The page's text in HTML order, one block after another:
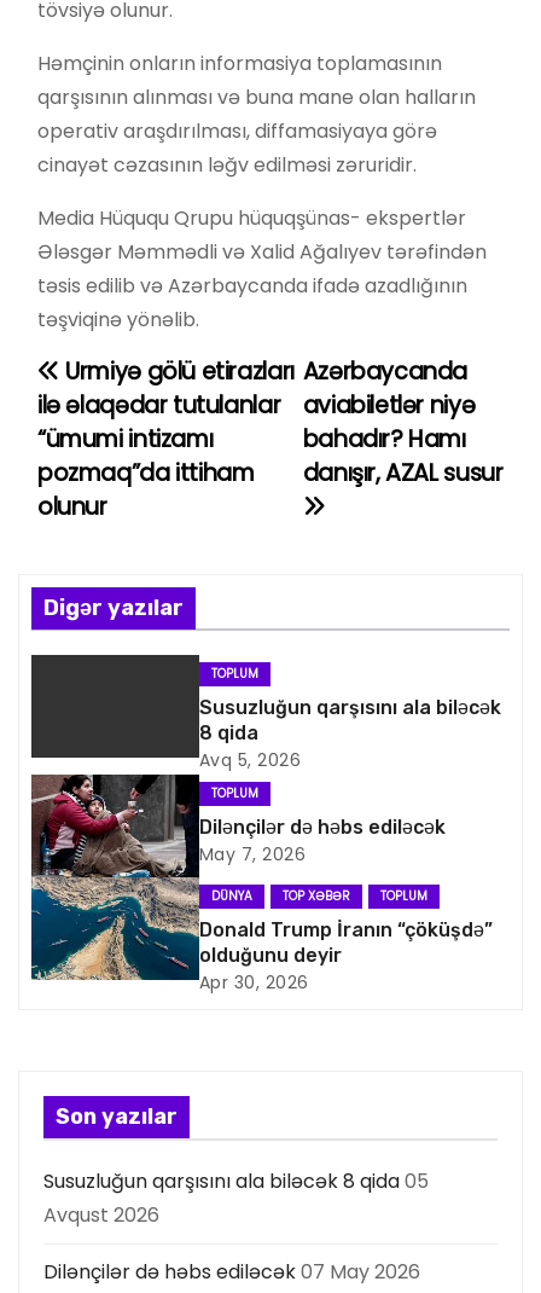
tövsiyə olunur.
Həmçinin onların informasiya toplamasının
qarşısının alınması və buna mane olan halların
operativ araşdırılması, diffamasiyaya görə
cinayət cəzasının ləğv edilməsi zəruridir.
Media Hüququ Qrupu hüquqşünas- ekspertlər
Ələsgər Məmmədli və Xalid Ağalıyev tərəfindən
təsis edilib və Azərbaycanda ifadə azadlığının
təşviqinə yönəlib.
Y
a
z
n
a
q
a
s
y
s
ı
Azərbaycanda
aviabiletlər niyə
bahadır? Hamı
danışır, AZAL susur
Urmiyə gölü etirazları
ilə əlaqədar tutulanlar
“ümumi intizamı
pozmaq”da ittiham
olunur
Digər yazılar
TOPLUM
Susuzluğun qarşısını ala biləcək
8 qida
Avq 5, 2026
TOPLUM
Dilənçilər də həbs ediləcək
May 7, 2026
DÜNYA TOP XƏBƏR TOPLUM
Donald Trump İranın “çöküşdə”
olduğunu deyir
Apr 30, 2026
Son yazılar
Susuzluğun qarşısını ala biləcək 8 qida05
Avqust 2026
Dilənçilər də həbs ediləcək07 May 2026